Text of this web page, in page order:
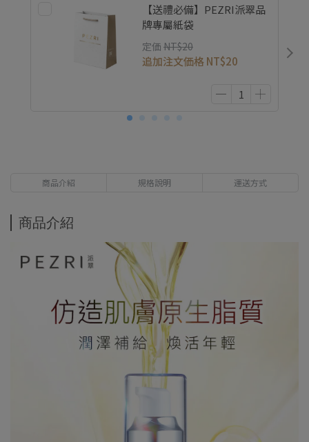
【送禮必備】PEZRI派翠品
牌專屬紙袋
定価 NT$20
追加注文価格NT$20
商品介紹 規格說明 運送方式
商品介紹